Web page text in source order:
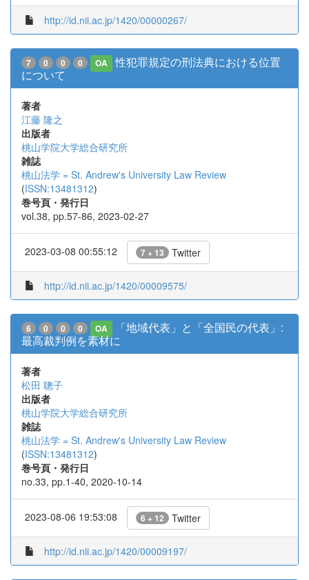
http://id.nii.ac.jp/1420/00000267/
7 0 0 0 OA
性犯罪規定の刑法典における位置
について
著者
江藤 隆之
出版者
桃山学院大学総合研究所
雑誌
桃山法学 = St. Andrew's University Law Review
(ISSN:13481312)
巻号頁・発行日
vol.38, pp.57-86, 2023-02-27
2023-03-08 00:55:12 7 + 13 Twitter
http://id.nii.ac.jp/1420/00009575/
6 0 0 0 OA
「地域代表」と「全国民の代表」:
最高裁判例を素材に
著者
松田 聰子
出版者
桃山学院大学総合研究所
雑誌
桃山法学 = St. Andrew's University Law Review
(ISSN:13481312)
巻号頁・発行日
no.33, pp.1-40, 2020-10-14
2023-08-06 19:53:08 6 + 12 Twitter
http://id.nii.ac.jp/1420/00009197/